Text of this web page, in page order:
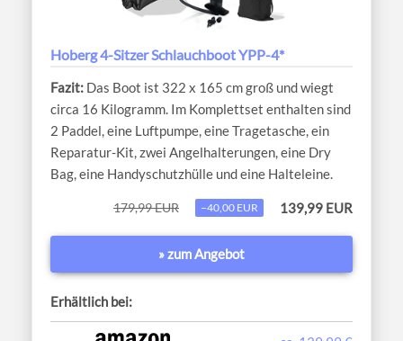
Hoberg 4-Sitzer Schlauchboot YPP-4*
Das Boot ist 322 x 165 cm groß und wiegt
circa 16 Kilogramm. Im Komplettset enthalten sind
2 Paddel, eine Luftpumpe, eine Tragetasche, ein
Reparatur-Kit, zwei Angelhalterungen, eine Dry
Bag, eine Handyschutzhülle und eine Halteleine.
179,99 EUR −40,00 EUR 139,99 EUR
» zum Angebot
Erhältlich bei: